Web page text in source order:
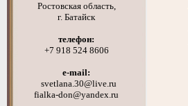
Ростовская область,
г. Батайск
телефон:
+7 918 524 8606
e-mail:
svetlana.30@live.ru
fialka-don@yandex.ru